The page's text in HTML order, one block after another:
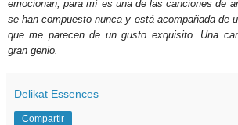
emocionan, para mí es una de las canciones de
se han compuesto nunca y está acompañada de
que me parecen de un gusto exquisito. Una
gran genio.
Delikat Essences
Compartir